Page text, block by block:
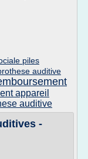
piles
auditive
appareil
auditive
-